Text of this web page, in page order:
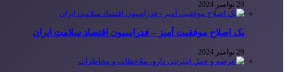
29 نوامبر 2024
یک اصلاح موفقیت آمیز – فدراسیون اقتصاد سلامت ایران
29 نوامبر 2024